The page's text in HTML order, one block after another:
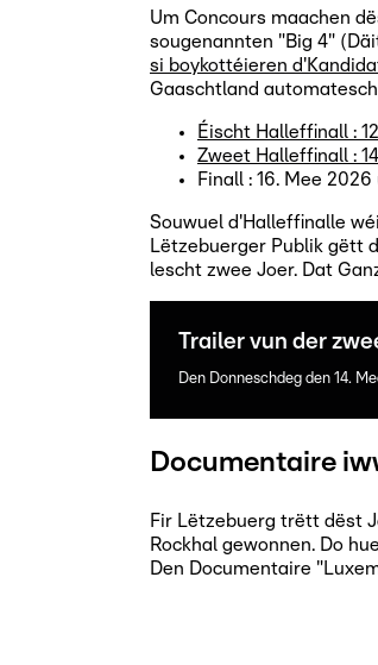
Um Concours maachen
sougenannten "Big 4"
si boykottéieren
Gaaschtland
Éischt Halleffinall :
Zweet Halleffinall :
Finall : 16. Mee 2026
Souwuel d'Halleffinalle
Lëtzebuerger Publik gëtt
lescht zwee Joer. Dat
Trailer vun der
Den Donneschdeg den 14.
Documentaire
Fir Lëtzebuerg trëtt dëst
Rockhal gewonnen. Do
Den Documentaire